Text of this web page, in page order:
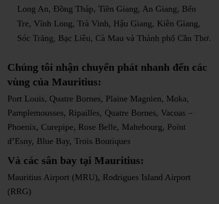
Long An, Đồng Tháp, Tiền Giang, An Giang, Bến
Tre, Vĩnh Long, Trà Vinh, Hậu Giang, Kiên Giang,
Sóc Trăng, Bạc Liêu, Cà Mau và Thành phố Cần Thơ.
Chúng tôi nhận chuyển phát nhanh đến các
vùng của Mauritius:
Port Louis, Quatre Bornes, Plaine Magnien, Moka,
Pamplemousses, Ripailles, Quatre Bornes, Vacoas –
Phoenix, Curepipe, Rose Belle, Mahebourg, Point
d’Esny, Blue Bay, Trois Boutiques
Và các sân bay tại Mauritius:
Mauritius Airport (MRU), Rodrigues Island Airport
(RRG)